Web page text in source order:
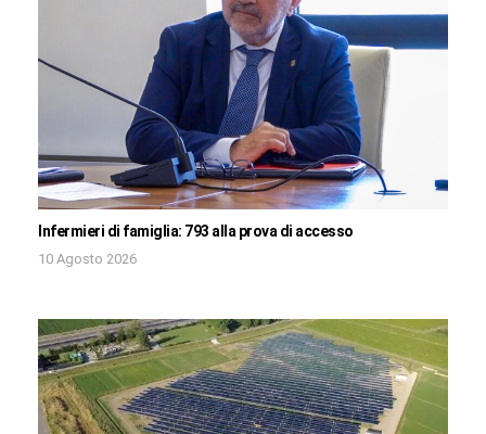
Infermieri di famiglia: 793 alla prova di accesso
10 Agosto 2026